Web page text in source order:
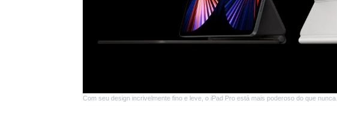
Com seu design incrivelmente fino e leve, o iPad Pro está mais poderoso do que nunca.